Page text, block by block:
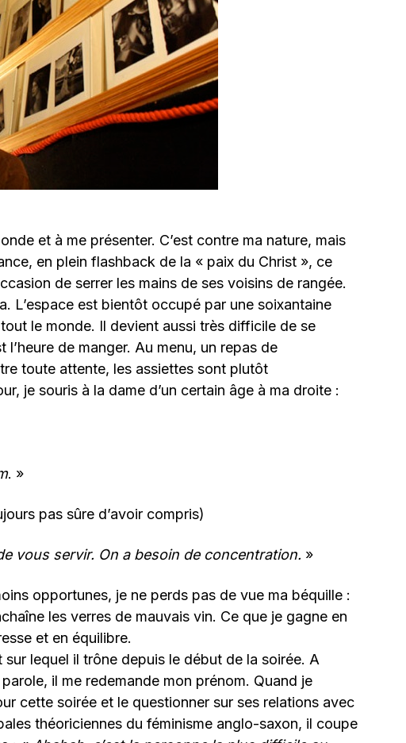
et à me présenter. C’est contre ma nature, mais
en plein flashback de la « paix du Christ », ce
de serrer les mains de ses voisins de rangée.
L’espace est bientôt occupé par une soixantaine
le monde. Il devient aussi très difficile de se
de manger. Au menu, un repas de
toute attente, les assiettes sont plutôt
je souris à la dame d’un certain âge à ma droite :
. »
pas sûre d’avoir compris)
vous servir. On a besoin de concentration. »
opportunes, je ne perds pas de vue ma béquille :
les verres de mauvais vin. Ce que je gagne en
et en équilibre.
lequel il trône depuis le début de la soirée. A
il me redemande mon prénom. Quand je
cette soirée et le questionner sur ses relations avec
théoriciennes du féminisme anglo-saxon, il coupe